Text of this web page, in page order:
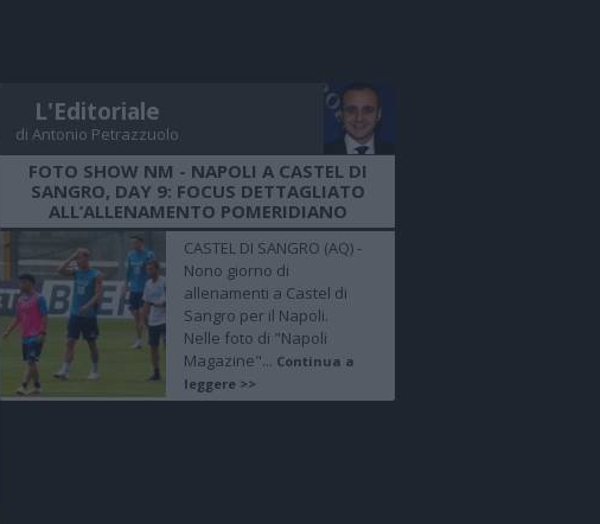
L'Editoriale
di Antonio Petrazzuolo
FOTO SHOW NM - NAPOLI A CASTEL DI
SANGRO, DAY 9: FOCUS DETTAGLIATO
ALL’ALLENAMENTO POMERIDIANO
CASTEL DI SANGRO (AQ) -
Nono giorno di
allenamenti a Castel di
Sangro per il Napoli.
Nelle foto di "Napoli
Magazine"... Continua a
leggere >>